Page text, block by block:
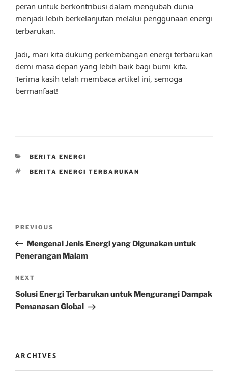
peran untuk berkontribusi dalam mengubah dunia
menjadi lebih berkelanjutan melalui penggunaan energi
terbarukan.
Jadi, mari kita dukung perkembangan energi terbarukan
demi masa depan yang lebih baik bagi bumi kita.
Terima kasih telah membaca artikel ini, semoga
bermanfaat!
CATEGORIES
BERITA ENERGI
TAGS
BERITA ENERGI TERBARUKAN
Previous
Post
PREVIOUS
Mengenal Jenis Energi yang Digunakan untuk
Penerangan Malam
Next
Post
NEXT
Solusi Energi Terbarukan untuk Mengurangi Dampak
Pemanasan Global
ARCHIVES